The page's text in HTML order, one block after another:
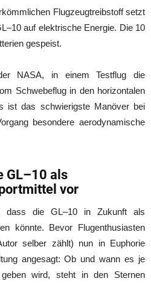
Flugzeugtreibstoff setzt
auf elektrische Energie. Die 10
gespeist.
NASA, in einem Testflug die
Schwebeflug in den horizontalen
ist das schwierigste Manöver bei
besondere aerodynamische
GL–10 als
vor
dass die GL–10 in Zukunft als
könnte. Bevor Flugenthusiasten
selber zählt) nun in Euphorie
angesagt: Ob und wann es je
wird, steht in den Sternen